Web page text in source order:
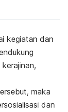
kegiatan dan
kerajinan,
maka
dan